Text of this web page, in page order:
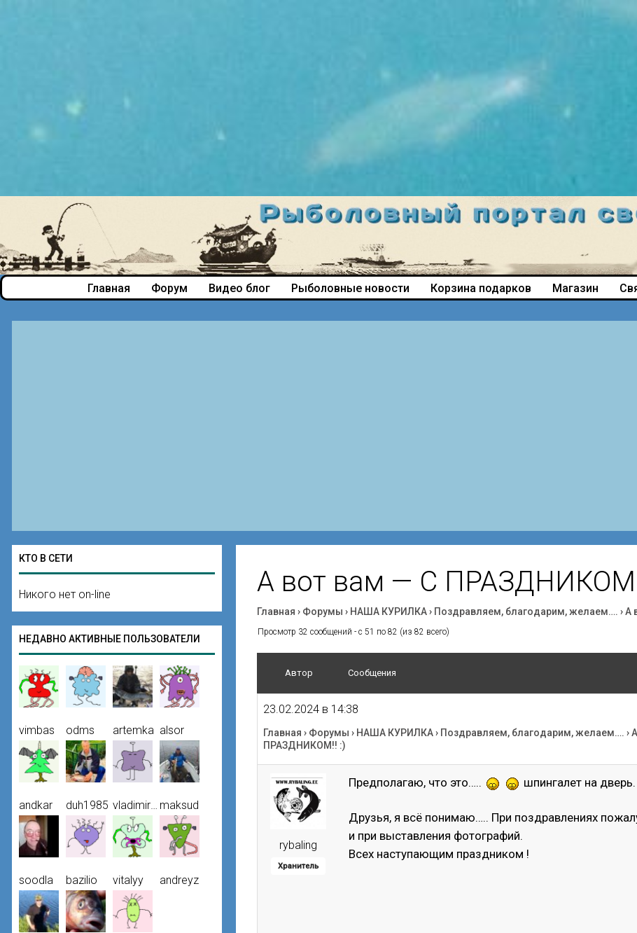
Главная Форум Видео блог Рыболовные новости Корзина подарков Магазин
А вот вам — С
Главная › Форумы › НАША КУРИЛКА› Поздравляем, благодарим, желаем…. ›А
Просмотр 32 сообщений - с 51 по 82 (из 82 всего)
Автор Сообщения
23.02.2024 в 14:38
Главная › Форумы › НАША КУРИЛКА› Поздравляем, благодарим, желаем…. ›
ПРАЗДНИКОМ!! :)
rybaling
Хранитель
Предполагаю, что это….. шпингалет на дверь.
Друзья, я всё понимаю….. При поздравлениях
и при выставления фотографий.
Всех наступающим праздником !
КТО В СЕТИ
Никого нет on-line
НЕДАВНО АКТИВНЫЕ ПОЛЬЗОВАТЕЛИ
vimbas odms artemka alsor
andkar duh1985 vladimir50 maksud
soodla bazilio vitalyy andreyz